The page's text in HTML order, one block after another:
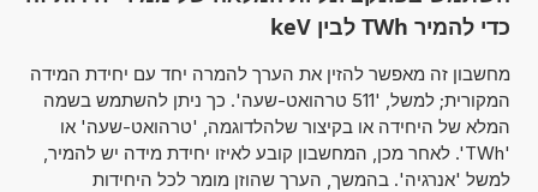
כדי להמיר TWh לבין keV
מחשבון זה מאפשר להזין את הערך להמרה יחד עם יחידת המידה
המקורית; למשל, '511 טרהואט-שעה'. כך ניתן להשתמש בשמה
המלא של היחידה או בקיצור שלהלדוגמה, 'טרהואט-שעה' או
'TWh'. לאחר מכן, המחשבון קובע לאיזו יחידת מידה יש להמיר,
למשל 'אנרגיה'. בהמשך, הערך שהוזן מומר לכל היחידות